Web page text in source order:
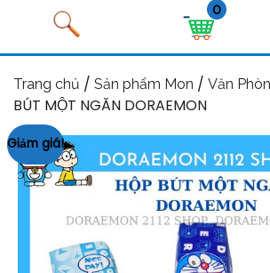
0
Trang chủ / Sản phẩm Mon / Văn
BÚT MỘT NGĂN DORAEMON
Giảm giá!